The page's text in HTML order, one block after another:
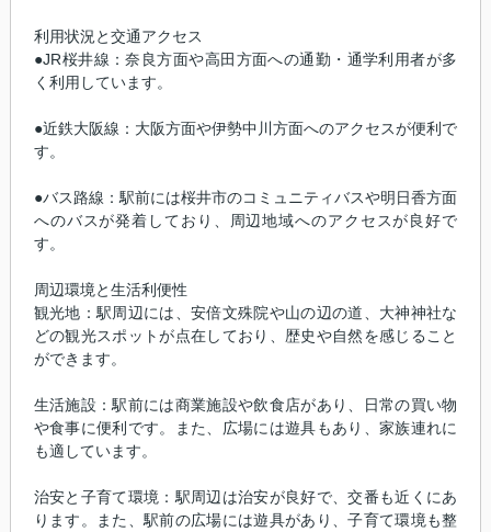
利用状況と交通アクセス
●JR桜井線：奈良方面や高田方面への通勤・通学利用者が多
く利用しています。
●近鉄大阪線：大阪方面や伊勢中川方面へのアクセスが便利で
す。
●バス路線：駅前には桜井市のコミュニティバスや明日香方面
へのバスが発着しており、周辺地域へのアクセスが良好で
す。
周辺環境と生活利便性
観光地：駅周辺には、安倍文殊院や山の辺の道、大神神社な
どの観光スポットが点在しており、歴史や自然を感じること
ができます。
生活施設：駅前には商業施設や飲食店があり、日常の買い物
や食事に便利です。また、広場には遊具もあり、家族連れに
も適しています。
治安と子育て環境：駅周辺は治安が良好で、交番も近くにあ
ります。また、駅前の広場には遊具があり、子育て環境も整